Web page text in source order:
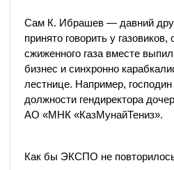
Сам К. Ибрашев — давний
принято говорить у
сжиженного газа вместе
бизнес и синхронно
лестнице. Например,
должности гендиректора
АО «МНК «КазМунайТениз».
Как бы ЭКСПО не